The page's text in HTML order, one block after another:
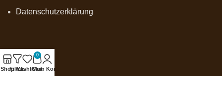
Datenschutzerklärung
Onlineshop
ShopFiltersWishlist
0
Cart
Mein Konto